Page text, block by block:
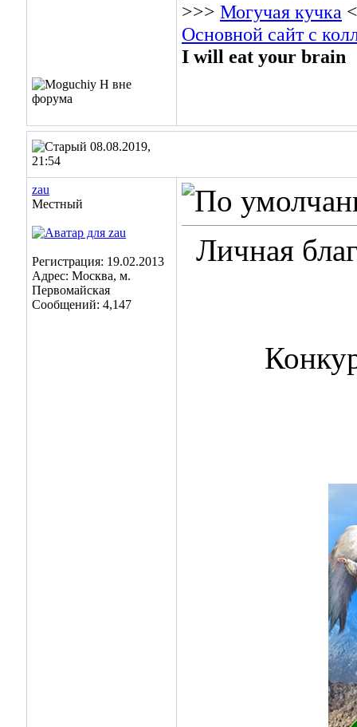
>>> Могучая кучка
Основной сайт с
I will eat your brain
08.08.2019,
21:54
zau
Местный
Регистрация: 19.02.2013
Адрес: Москва, м.
Первомайская
Сообщений: 4,147
Личная